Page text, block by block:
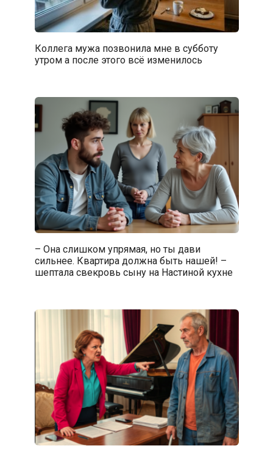
Коллега мужа позвонила мне в субботу
утром а после этого всё изменилось
– Она слишком упрямая, но ты дави
сильнее. Квартира должна быть нашей! –
шептала свекровь сыну на Настиной кухне